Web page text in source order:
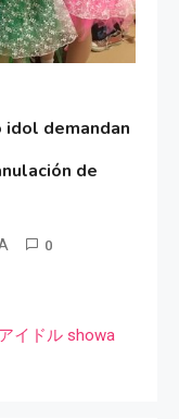
demandan
de
0
イドル showa